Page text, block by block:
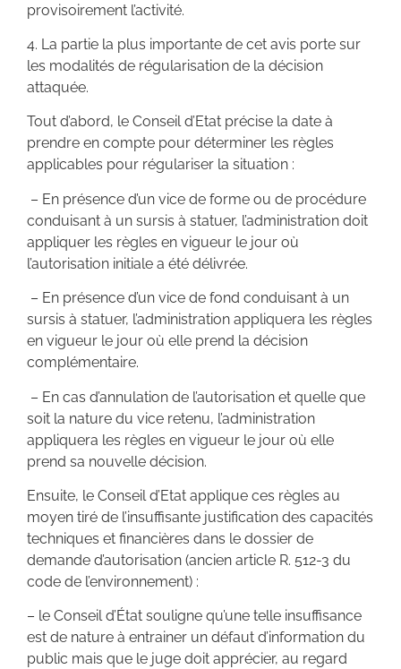
provisoirement l’activité.
4. La partie la plus importante de cet avis porte sur
les modalités de régularisation de la décision
attaquée.
Tout d’abord, le Conseil d’Etat précise la date à
prendre en compte pour déterminer les règles
applicables pour régulariser la situation :
– En présence d’un vice de forme ou de procédure
conduisant à un sursis à statuer, l’administration doit
appliquer les règles en vigueur le jour où
l’autorisation initiale a été délivrée.
– En présence d’un vice de fond conduisant à un
sursis à statuer, l’administration appliquera les règles
en vigueur le jour où elle prend la décision
complémentaire.
– En cas d’annulation de l’autorisation et quelle que
soit la nature du vice retenu, l’administration
appliquera les règles en vigueur le jour où elle
prend sa nouvelle décision.
Ensuite, le Conseil d’Etat applique ces règles au
moyen tiré de l’insuffisante justification des capacités
techniques et financières dans le dossier de
demande d’autorisation (ancien article R. 512-3 du
code de l’environnement) :
– le Conseil d’État souligne qu’une telle insuffisance
est de nature à entrainer un défaut d’information du
public mais que le juge doit apprécier, au regard